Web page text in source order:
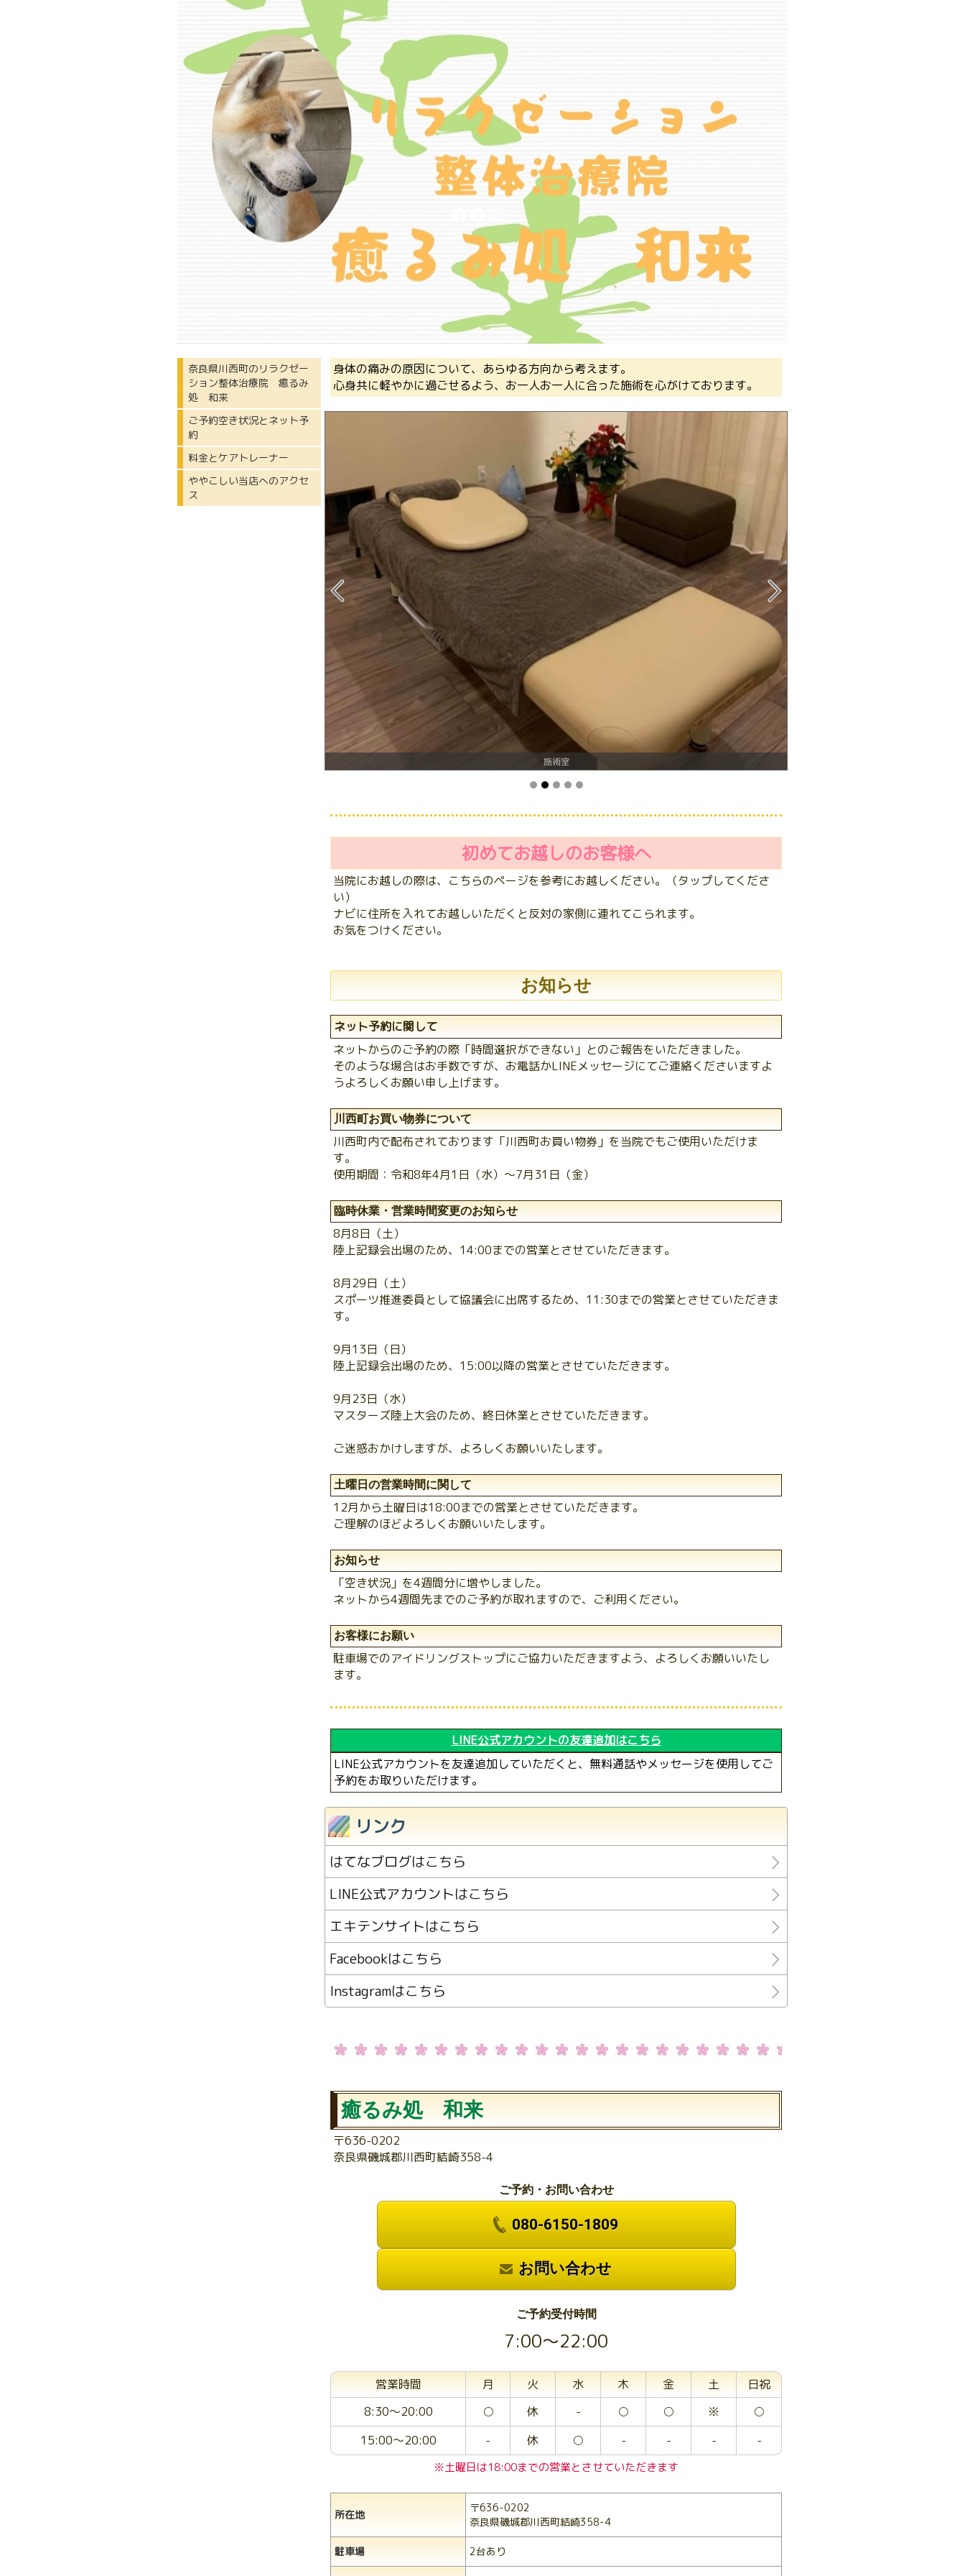
身体の痛みの原因について、あらゆる方向から考えます。
心身共に軽やかに過ごせるよう、お一人お一人に合った施術を心がけております。
施術室
初めてお越しのお客様へ
当院にお越しの際は、こちらのページを参考にお越しください。（タップしてくださ
い）
ナビに住所を入れてお越しいただくと反対の家側に連れてこられます。
お気をつけください。
お知らせ
ネット予約に関して
ネットからのご予約の際「時間選択ができない」とのご報告をいただきました。
そのような場合はお手数ですが、お電話かLINEメッセージにてご連絡くださいますよ
うよろしくお願い申し上げます。
川西町お買い物券について
川西町内で配布されております「川西町お買い物券」を当院でもご使用いただけま
す。
使用期間：令和8年4月1日（水）〜7月31日（金）
臨時休業・営業時間変更のお知らせ
8月8日（土）
陸上記録会出場のため、14:00までの営業とさせていただきます。
8月29日（土）
スポーツ推進委員として協議会に出席するため、11:30までの営業とさせていただきま
す。
9月13日（日）
陸上記録会出場のため、15:00以降の営業とさせていただきます。
9月23日（水）
マスターズ陸上大会のため、終日休業とさせていただきます。
ご迷惑おかけしますが、よろしくお願いいたします。
土曜日の営業時間に関して
12月から土曜日は18:00までの営業とさせていただきます。
ご理解のほどよろしくお願いいたします。
お知らせ
「空き状況」を4週間分に増やしました。
ネットから4週間先までのご予約が取れますので、ご利用ください。
お客様にお願い
駐車場でのアイドリングストップにご協力いただきますよう、よろしくお願いいたし
ます。
LINE公式アカウントの友達追加はこちら
LINE公式アカウントを友達追加していただくと、無料通話やメッセージを使用してご
予約をお取りいただけます。
リンク
はてなブログはこちら
LINE公式アカウントはこちら
エキテンサイトはこちら
Facebookはこちら
Instagramはこちら
癒るみ処 和来
〒636-0202
奈良県磯城郡川西町結崎358-4
ご予約・お問い合わせ
080-6150-1809
お問い合わせ
ご予約受付時間
7:00〜22:00
営業時間 月 火 水 木 金 土
日祝
8:30～20:00
○ 休 - ○ ○ ※
○
15:00～20:00
- 休 ○ - - - -
※土曜日は18:00までの営業とさせていただきます
所在地
〒636-0202
奈良県磯城郡川西町結崎358-4
駐車場 2台あり
奈良県川西町のリラクゼー
ション整体治療院 癒るみ
処 和来
ご予約空き状況とネット予
約
料金とケアトレーナー
ややこしい当店へのアクセ
ス